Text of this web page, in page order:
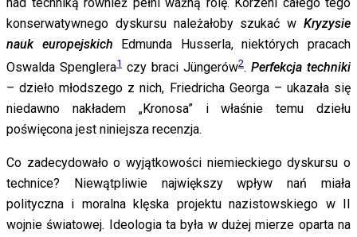
konserwatywnego dyskursu należałoby szukać w Kryzysie
nauk europejskich Edmunda Husserla, niektórych pracach
Oswalda Spenglera1 czy braci Jüngerów2. Perfekcja techniki
– dzieło młodszego z nich, Friedricha Georga – ukazała się
niedawno nakładem „Kronosa” i właśnie temu dziełu
poświęcona jest niniejsza recenzja.
Co zadecydowało o wyjątkowości niemieckiego dyskursu o
technice? Niewątpliwie największy wpływ nań miała
polityczna i moralna klęska projektu nazistowskiego w II
wojnie światowej. Ideologia ta była w dużej mierze oparta na